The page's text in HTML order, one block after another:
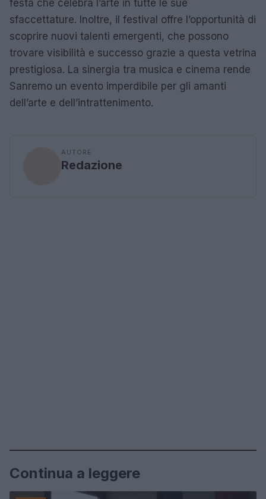
festa che celebra l’arte in tutte le sue
sfaccettature. Inoltre, il festival offre l’opportunità di
scoprire nuovi talenti emergenti, che possono
trovare visibilità e successo grazie a questa vetrina
prestigiosa. La sinergia tra musica e cinema rende
Sanremo un evento imperdibile per gli amanti
dell’arte e dell’intrattenimento.
AUTORE
Redazione
Continua a leggere